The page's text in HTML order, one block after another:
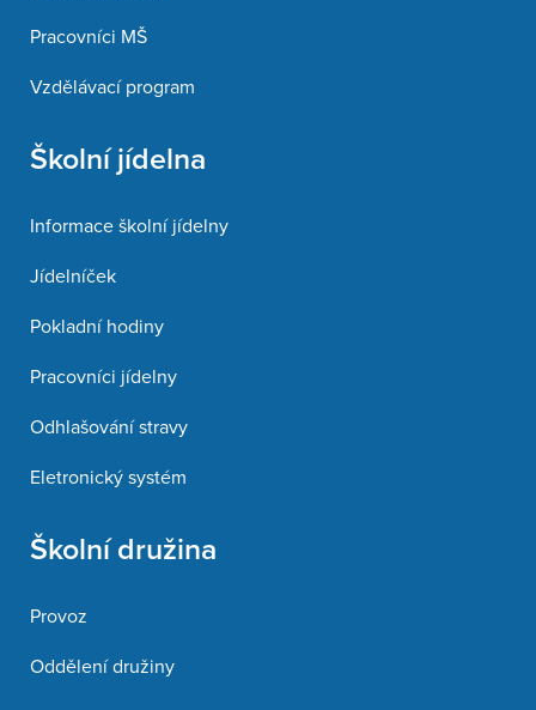
Pracovníci MŠ
Vzdělávací program
Školní jídelna
Informace školní jídelny
Jídelníček
Pokladní hodiny
Pracovníci jídelny
Odhlašování stravy
Eletronický systém
Školní družina
Provoz
Oddělení družiny